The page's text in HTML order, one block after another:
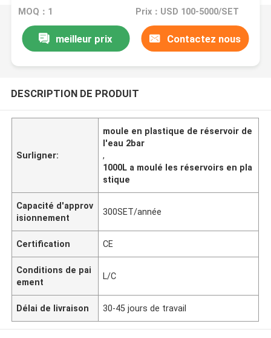
MOQ：1 Prix：USD 100-5000/SET
meilleur prix Contactez nous
DESCRIPTION DE PRODUIT
Surligner:
moule en plastique de réservoir de
l'eau 2bar
,
1000L a moulé les réservoirs en pla
stique
Capacité d'approv
isionnement
300SET/année
Certification CE
Conditions de pai
ement
L/C
Délai de livraison 30-45 jours de travail